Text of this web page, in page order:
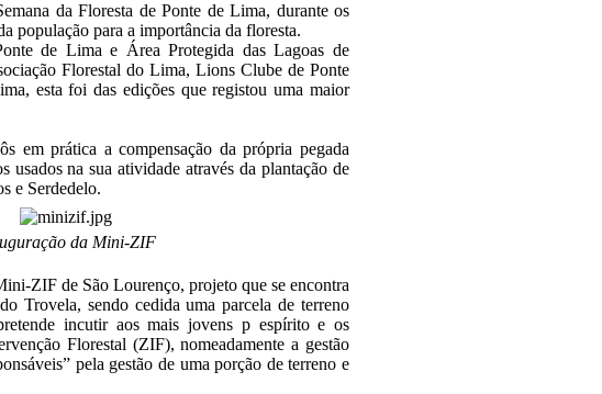
da Floresta de Ponte de Lima, durante os
população para a importância da floresta.
de Lima e Área Protegida das Lagoas de
Florestal do Lima, Lions Clube de Ponte
esta foi das edições que registou uma maior
em prática a compensação da própria pegada
usados na sua atividade através da plantação de
e Serdedelo.
da Mini-ZIF
ZIF de São Lourenço, projeto que se encontra
Trovela, sendo cedida uma parcela de terreno
incutir aos mais jovens p espírito e os
Florestal (ZIF), nomeadamente a gestão
pela gestão de uma porção de terreno e